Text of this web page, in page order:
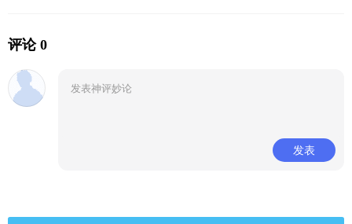
评论 0
发表